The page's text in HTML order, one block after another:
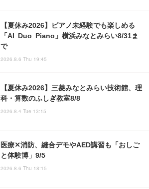
【夏休み2026】ピアノ未経験でも楽しめる
「AI Duo Piano」横浜みなとみらい8/31ま
で
2026.8.6 Thu 19:45
【夏休み2026】三菱みなとみらい技術館、理
科・算数のふしぎ教室8/8
2026.8.4 Tue 13:15
医療✕消防、縫合デモやAED講習も「おしご
と体験博」9/5
2026.8.6 Thu 18:15